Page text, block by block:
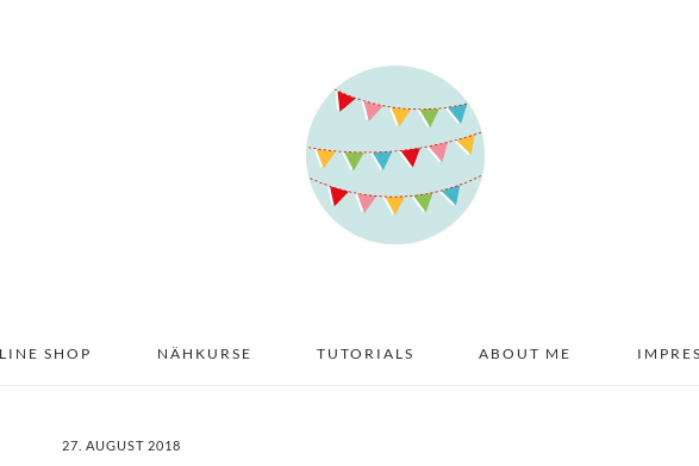
SHOP NÄHKURSE TUTORIALS ABOUT ME
27. AUGUST 2018